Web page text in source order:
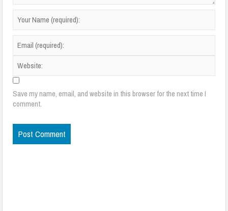
Save my name, email, and website in this browser for the next time I
comment.